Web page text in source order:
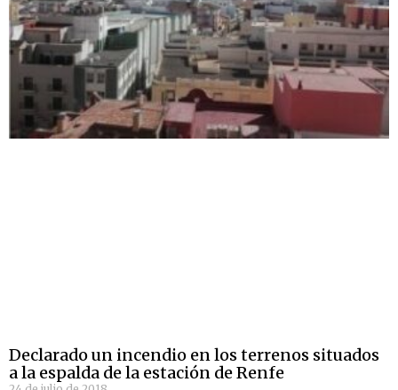
Declarado un incendio en los terrenos situados
a la espalda de la estación de Renfe